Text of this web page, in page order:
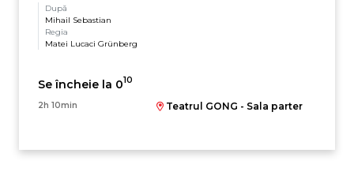
După
Mihail Sebastian
Regia
Matei Lucaci Grünberg
Se încheie la 010
2h 10min Teatrul GONG - Sala parter